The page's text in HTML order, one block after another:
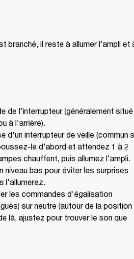
branché, il reste à allumer l'ampli et
de l'interrupteur (généralement
à l'arrière).
d'un interrupteur de veille (commun
le d'abord et attendez 1 à 2
chauffent, puis allumez l'ampli.
niveau bas pour éviter les surprises
l'allumerez.
les commandes d'égalisation
sur neutre (autour de la position
là, ajustez pour trouver le son que